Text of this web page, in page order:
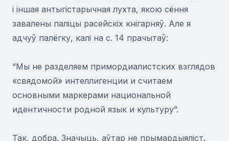
і іншая антыгістарычная лухта, якою сёння
завалены паліцы расейскіх кнігарняў. Але я
адчуў палёгку, калі на с. 14 прачытаў:
“Мы не разделяем примордиалистских взглядов
«свядомой» интеллигенции и считаем
основными маркерами национальной
идентичности родной язык и культуру”.
Так, добра. Значыць, аўтар не прымардыяліст.